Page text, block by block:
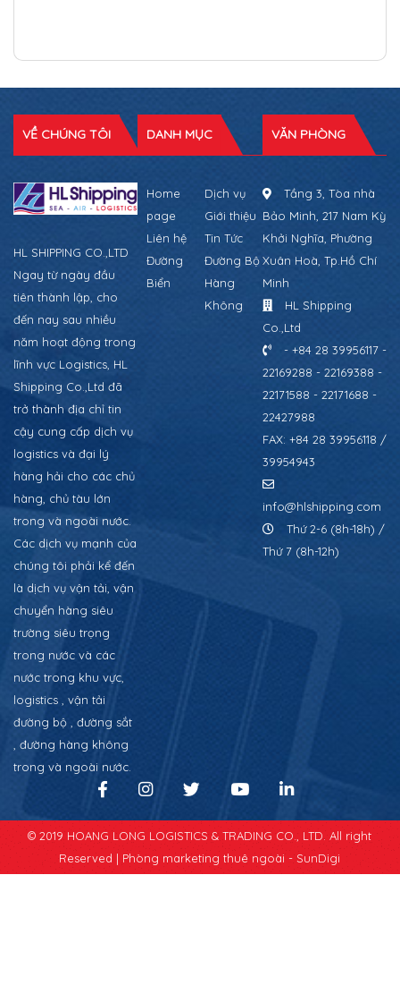
VỀ CHÚNG TÔI
HL SHIPPING CO.,LTD
Ngay từ ngày đầu
tiên thành lập, cho
đến nay sau nhiều
năm hoạt động trong
lĩnh vực Logistics, HL
Shipping Co.,Ltd đã
trở thành địa chỉ tin
cậy cung cấp dịch vụ
logistics và đại lý
hàng hải cho các chủ
hàng, chủ tàu lớn
trong và ngoài nước.
Các dịch vụ mạnh của
chúng tôi phải kể đến
là dịch vụ vận tải, vận
chuyển hàng siêu
trường siêu trọng
trong nước và các
nước trong khu vực,
logistics , vận tải
đường bộ , đường sắt
, đường hàng không
trong và ngoài nước.
DANH MỤC
Home
page
Dịch vụ
Giới thiệu
Liên hệ
Tin Tức
Đường
Biển
Đường Bộ
Hàng
Không
VĂN PHÒNG
Tầng 3, Tòa nhà
Bảo Minh, 217 Nam Kỳ
Khởi Nghĩa, Phường
Xuân Hoà, Tp.Hồ Chí
Minh
HL Shipping
Co.,Ltd
- +84 28 39956117 -
22169288 - 22169388 -
22171588 - 22171688 -
22427988
FAX: +84 28 39956118 /
39954943
info@hlshipping.com
Thứ 2-6 (8h-18h) /
Thứ 7 (8h-12h)
© 2019 HOANG LONG LOGISTICS & TRADING CO., LTD. All right
Reserved | Phòng marketing thuê ngoài - SunDigi